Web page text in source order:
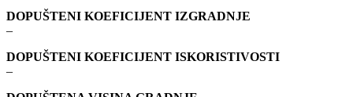
DOPUŠTENI KOEFICIJENT IZGRADNJE
–
DOPUŠTENI KOEFICIJENT ISKORISTIVOSTI
–